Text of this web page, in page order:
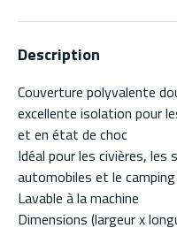
Description
Couverture polyvalente
excellente isolation pour
et en état de choc
Idéal pour les civières, les
automobiles et le camping
Lavable à la machine
Dimensions (largeur x